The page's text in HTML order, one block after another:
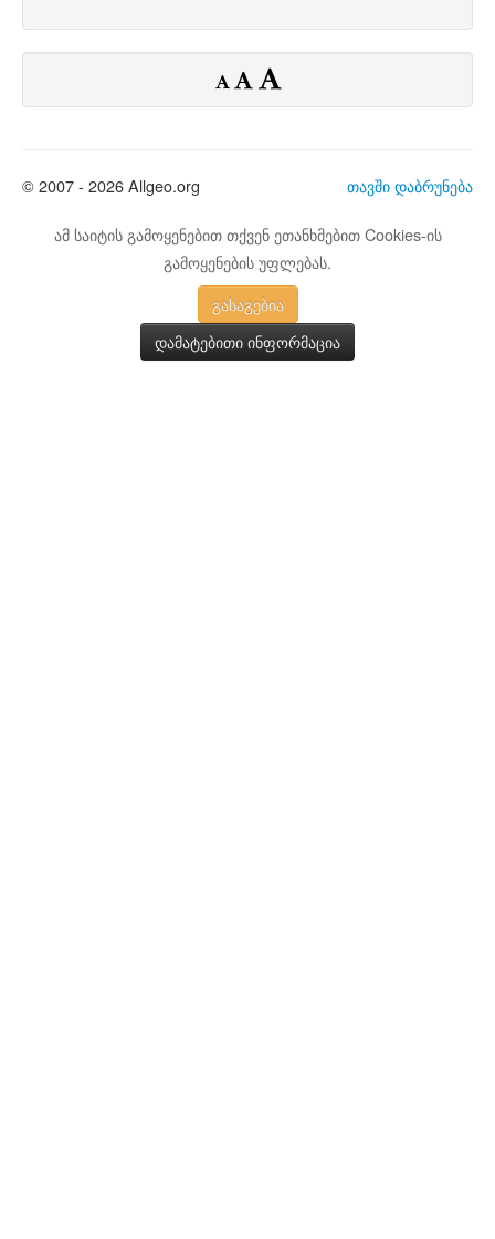
თავში დაბრუნება
© 2007 - 2026 Allgeo.org
ამ საიტის გამოყენებით თქვენ ეთანხმებით Cookies-ის
გამოყენების უფლებას.
გასაგებია
დამატებითი ინფორმაცია